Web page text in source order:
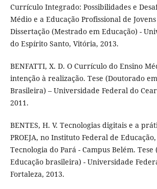
Currículo Integrado: Possibilidades e
Médio e a Educação Profissional de
Dissertação (Mestrado em Educação) -
do Espírito Santo, Vitória, 2013.
BENFATTI, X. D. O Currículo do Ensino
intenção à realização. Tese (Doutorado
Brasileira) – Universidade Federal do
2011.
BENTES, H. V. Tecnologias digitais e a
PROEJA, no Instituto Federal de
Tecnologia do Pará - Campus Belém.
Educação brasileira) - Universidade
Fortaleza, 2013.